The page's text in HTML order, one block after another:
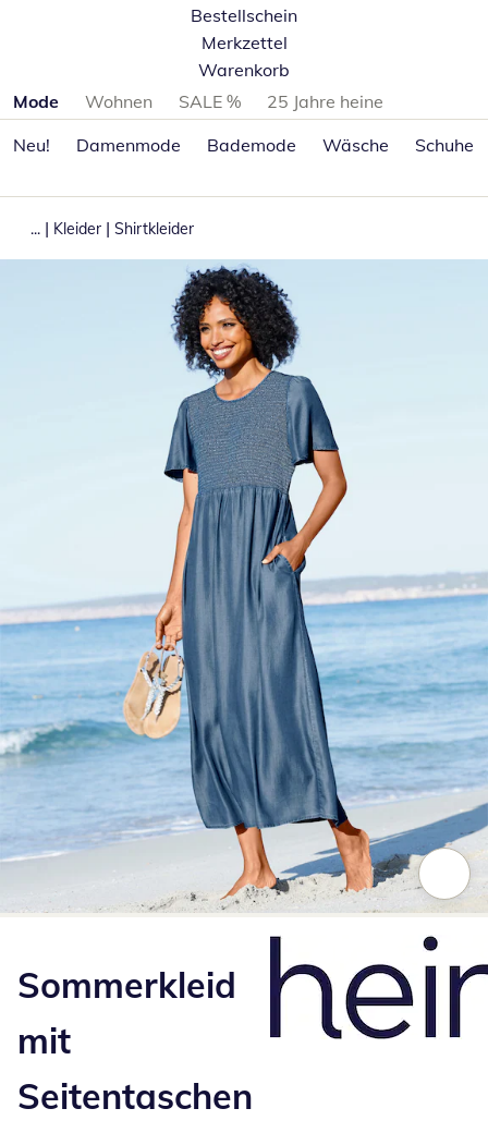
Bestellschein
Merkzettel
Warenkorb
Produktkategorien überspringen
Mode Wohnen SALE %
25 Jahre heine
Neu!
Damenmode Bademode Wäsche Schuhe
... | Kleider | Shirtkleider
Sommerkleid
mit
Seitentaschen